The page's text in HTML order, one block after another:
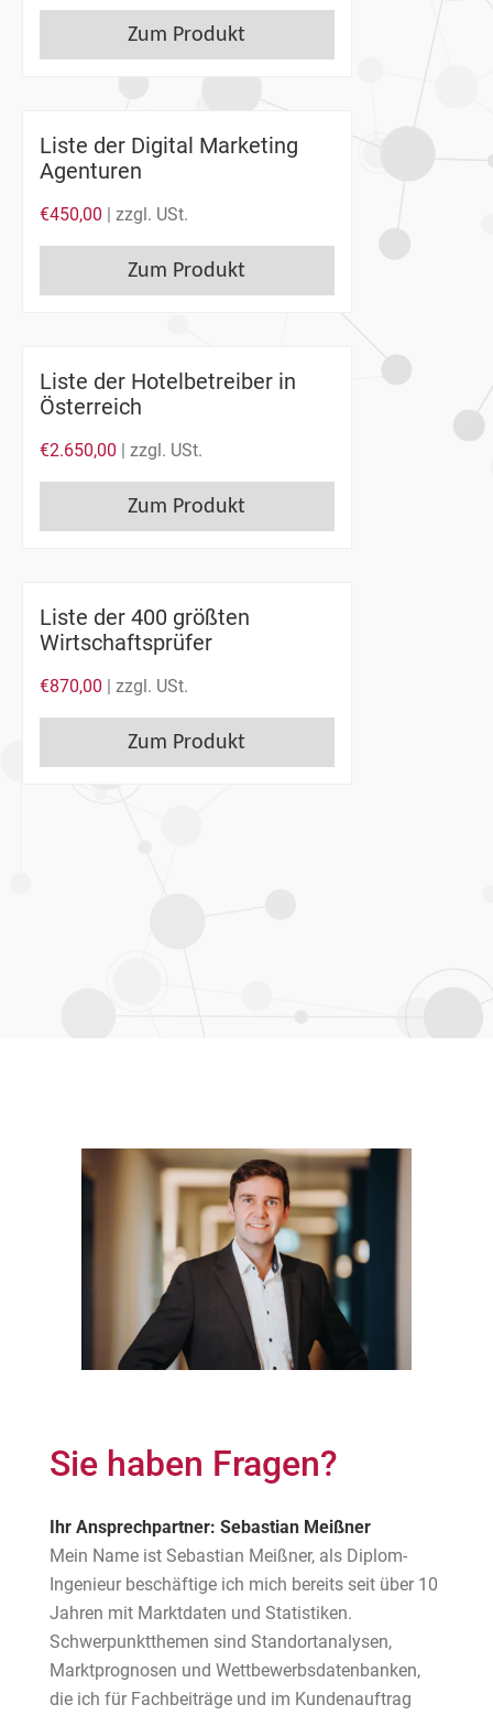
Zum Produkt
Liste der Digital Marketing
Agenturen
€450,00 | zzgl. USt.
Zum Produkt
Liste der Hotelbetreiber in
Österreich
€2.650,00 | zzgl. USt.
Zum Produkt
Liste der 400 größten
Wirtschaftsprüfer
€870,00 | zzgl. USt.
Zum Produkt
Sie haben Fragen?
Ihr Ansprechpartner: Sebastian Meißner
Mein Name ist Sebastian Meißner, als Diplom-
Ingenieur beschäftige ich mich bereits seit über 10
Jahren mit Marktdaten und Statistiken.
Schwerpunktthemen sind Standortanalysen,
Marktprognosen und Wettbewerbsdatenbanken,
die ich für Fachbeiträge und im Kundenauftrag